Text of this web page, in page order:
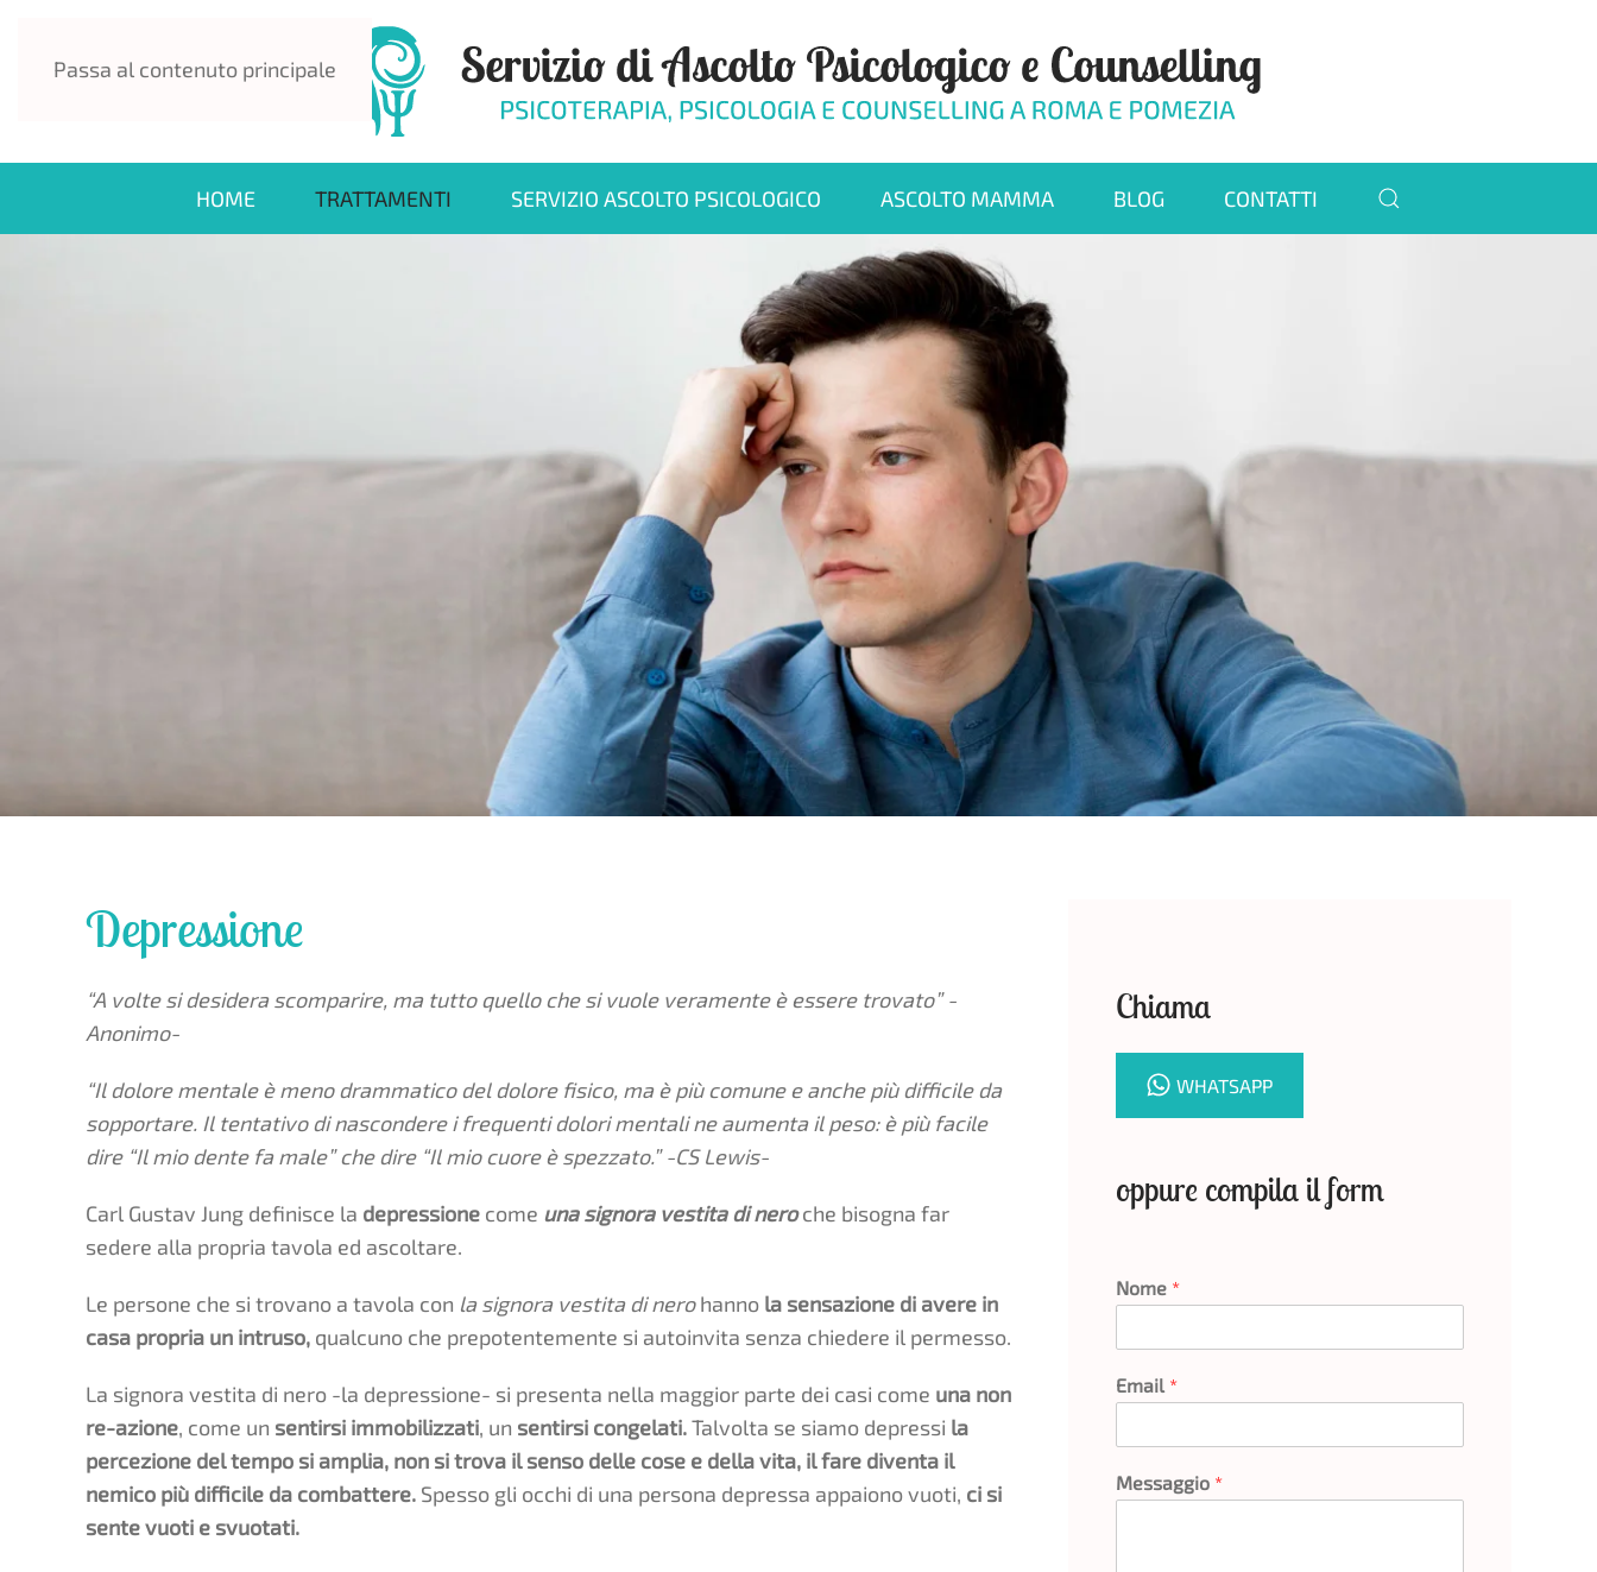
Passa al contenuto principale
HOME TRATTAMENTI SERVIZIO ASCOLTO PSICOLOGICO ASCOLTO MAMMA BLOG CONTATTI
Depressione
“A volte si desidera scomparire, ma tutto quello che si vuole veramente è essere trovato” -
Anonimo-
“Il dolore mentale è meno drammatico del dolore fisico, ma è più comune e anche più difficile da
sopportare. Il tentativo di nascondere i frequenti dolori mentali ne aumenta il peso: è più facile
dire “Il mio dente fa male” che dire “Il mio cuore è spezzato.” -CS Lewis-
Carl Gustav Jung definisce la depressione come una signora vestita di nero che bisogna far
sedere alla propria tavola ed ascoltare.
Le persone che si trovano a tavola con la signora vestita di nerohanno la sensazione di avere in
casa propria un intruso, qualcuno che prepotentemente si autoinvita senza chiedere il permesso.
La signora vestita di nero -la depressione- si presenta nella maggior parte dei casi come una non
re-azione, come un sentirsi immobilizzati, un sentirsi congelati.Talvolta se siamo depressi la
percezione del tempo si amplia, non si trova il senso delle cose e della vita, il fare diventa il
nemico più difficile da combattere. Spesso gli occhi di una persona depressa appaiono vuoti, ci si
sente vuoti e svuotati.
Chiama
WHATSAPP
oppure compila il form
Nome *
Email *
Messaggio *